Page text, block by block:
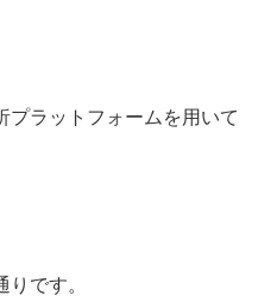
プラットフォームを用いて
です。